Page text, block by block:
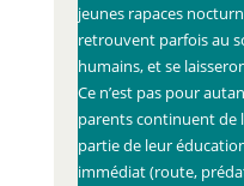
jeunes rapaces
retrouvent parfois au
humains, et se
Ce n’est pas pour
parents continuent de
partie de leur
immédiat (route,